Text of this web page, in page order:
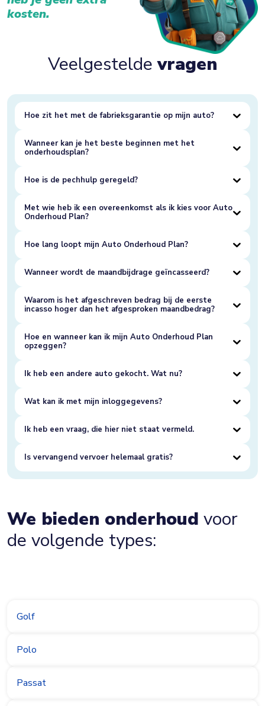
kosten.
Veelgesteldevragen
Hoe zit het met de fabrieksgarantie op mijn auto?
Wanneer kan je het beste beginnen met het
onderhoudsplan?
Hoe is de pechhulp geregeld?
Met wie heb ik een overeenkomst als ik kies voor Auto
Onderhoud Plan?
Hoe lang loopt mijn Auto Onderhoud Plan?
Wanneer wordt de maandbijdrage geïncasseerd?
Waarom is het afgeschreven bedrag bij de eerste
incasso hoger dan het afgesproken maandbedrag?
Hoe en wanneer kan ik mijn Auto Onderhoud Plan
opzeggen?
Ik heb een andere auto gekocht. Wat nu?
Wat kan ik met mijn inloggegevens?
Ik heb een vraag, die hier niet staat vermeld.
Is vervangend vervoer helemaal gratis?
We bieden onderhoud voor
de volgende types:
Golf
Polo
Passat